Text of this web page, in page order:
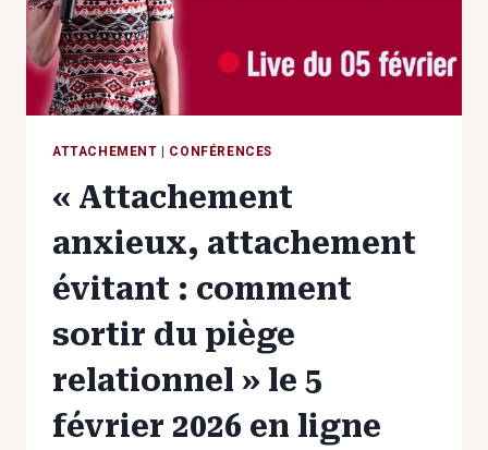
LIGNE
ATTACHEMENT CONFÉRENCES
« Attachement
anxieux, attachement
évitant : comment
sortir du piège
relationnel » le 5
février 2026 en ligne